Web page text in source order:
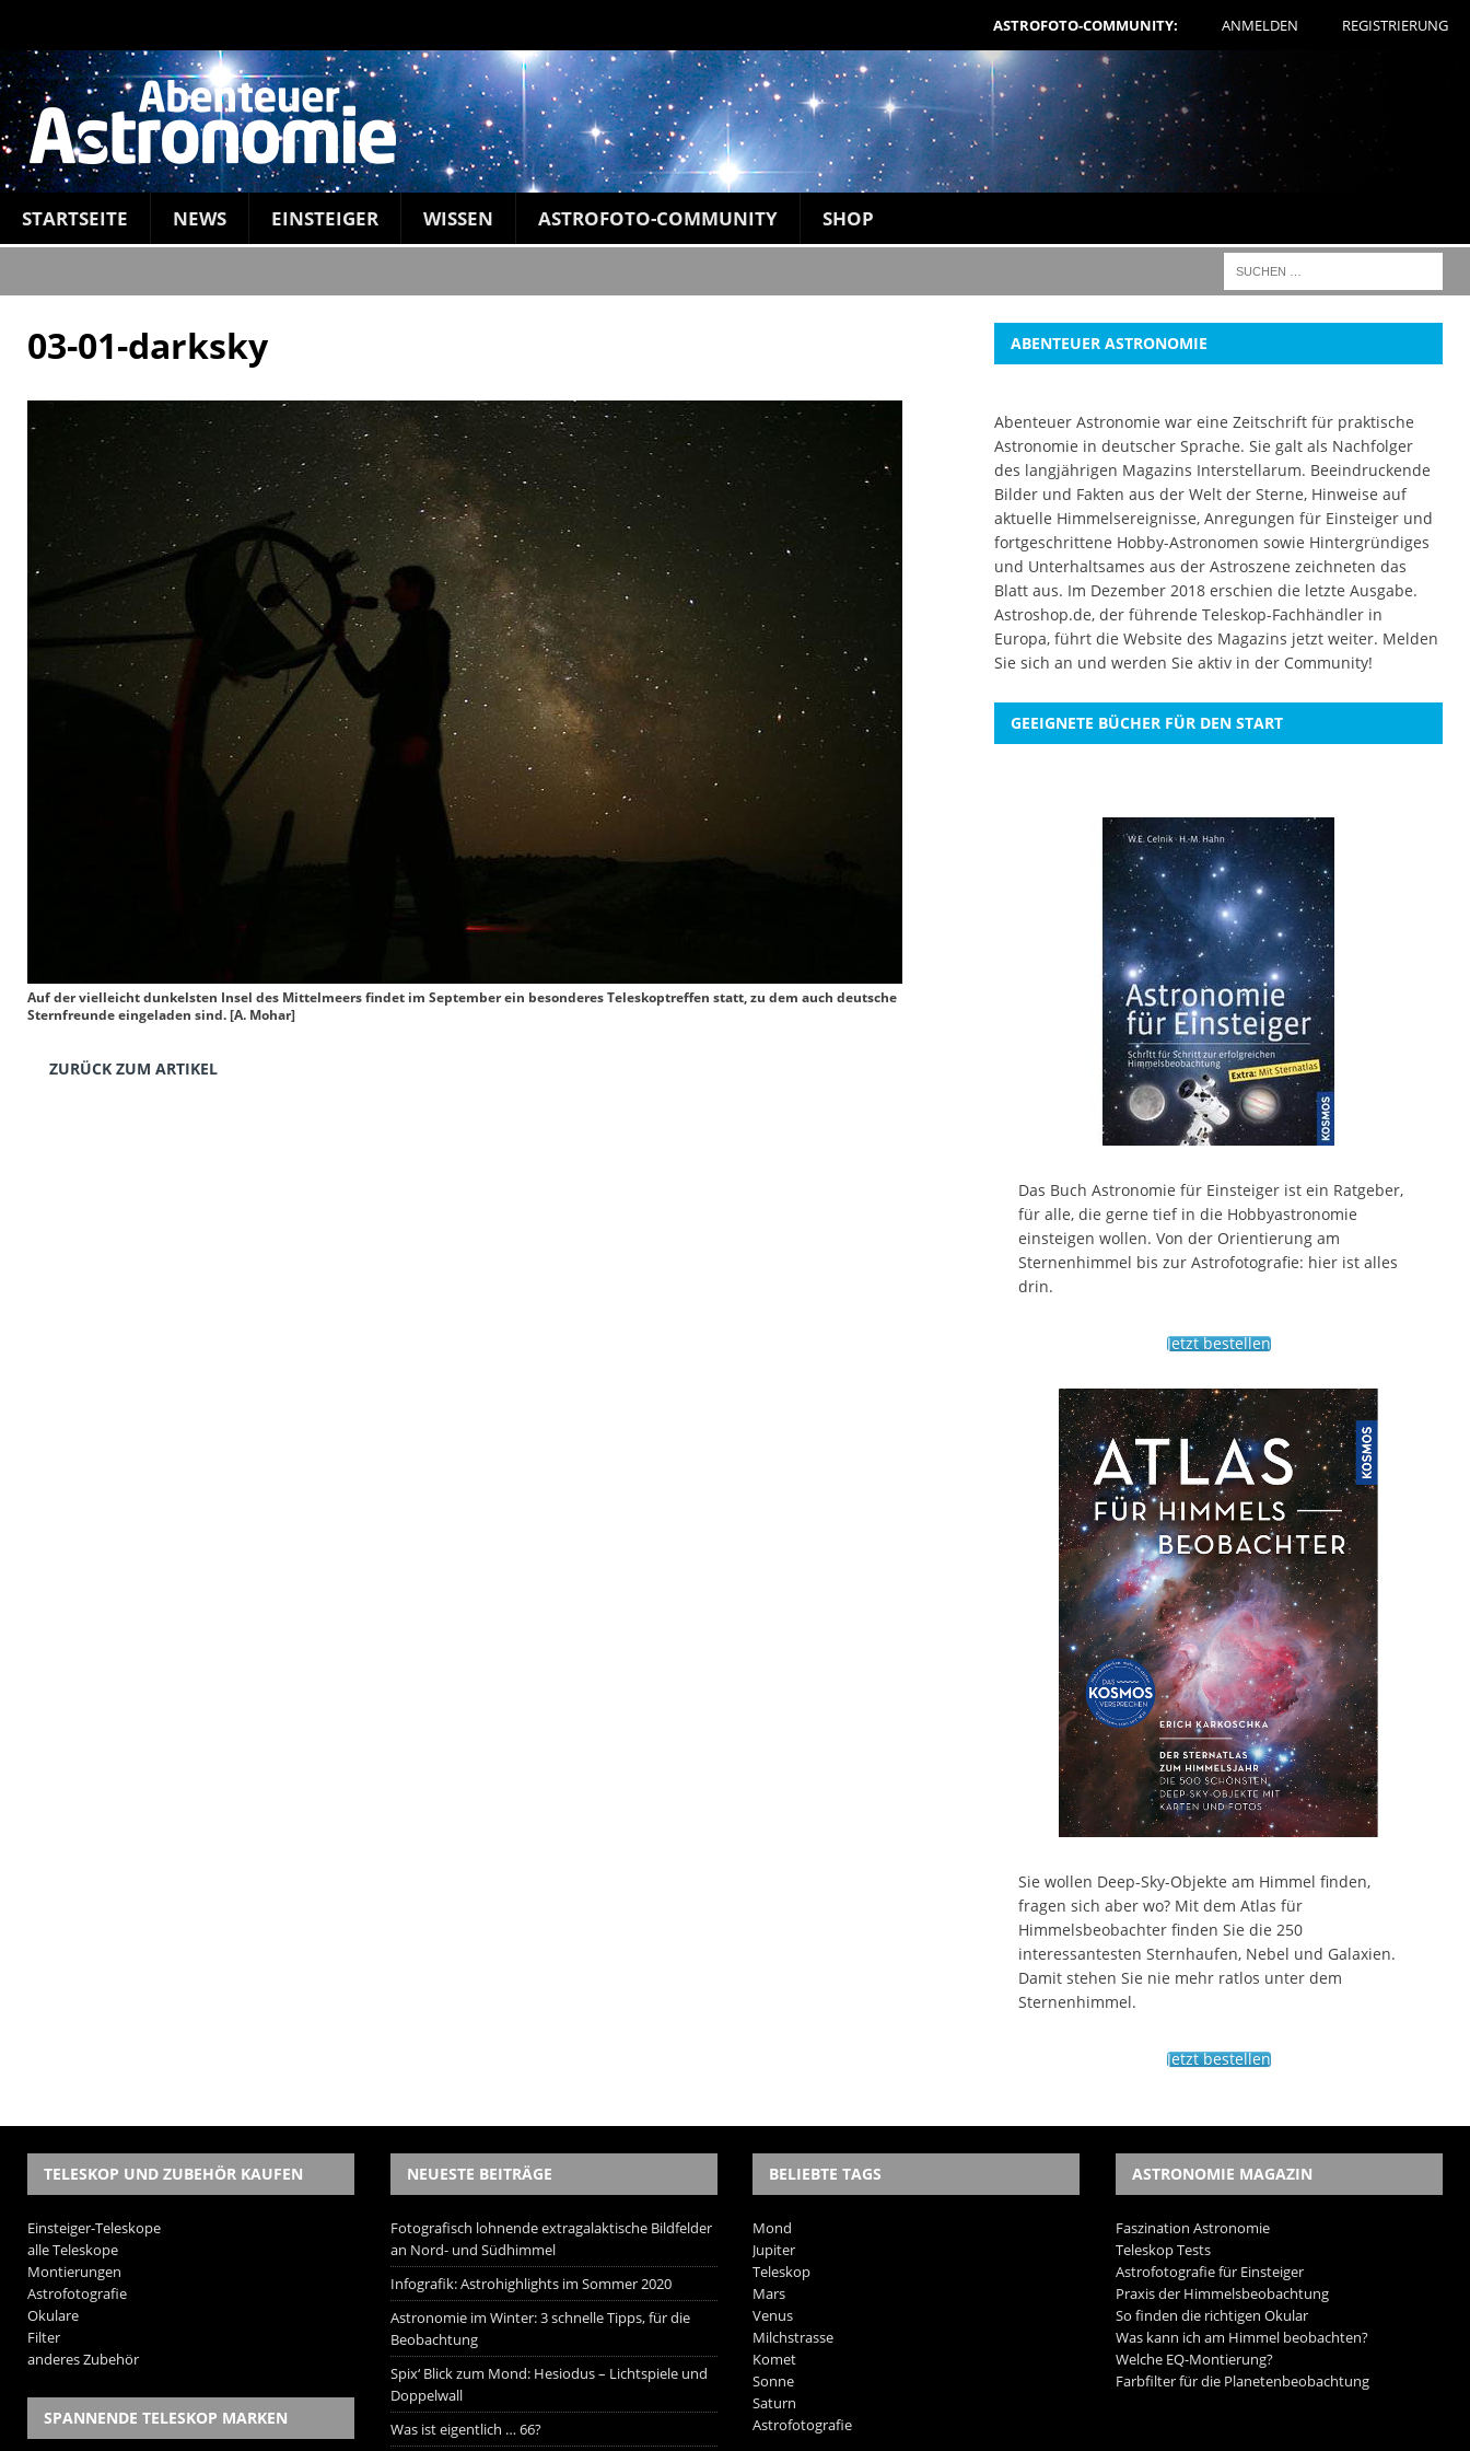
ASTROFOTO-COMMUNITY: ANMELDEN REGISTRIERUNG
STARTSEITE NEWS EINSTEIGER WISSEN ASTROFOTO-COMMUNITY SHOP
03-01-darksky
Auf der vielleicht dunkelsten Insel des Mittelmeers findet im September ein besonderes Teleskoptreffen statt, zu dem auch deutsche
Sternfreunde eingeladen sind. [A. Mohar]
ZURÜCK ZUM ARTIKEL
ABENTEUER ASTRONOMIE
Abenteuer Astronomie war eine Zeitschrift für praktische
Astronomie in deutscher Sprache. Sie galt als Nachfolger
des langjährigen Magazins Interstellarum. Beeindruckende
Bilder und Fakten aus der Welt der Sterne, Hinweise auf
aktuelle Himmelsereignisse, Anregungen für Einsteiger und
fortgeschrittene Hobby-Astronomen sowie Hintergründiges
und Unterhaltsames aus der Astroszene zeichneten das
Blatt aus. Im Dezember 2018 erschien die letzte Ausgabe.
Astroshop.de, der führende Teleskop-Fachhändler in
Europa, führt die Website des Magazins jetzt weiter. Melden
Sie sich an und werden Sie aktiv in der Community!
GEEIGNETE BÜCHER FÜR DEN START
Das Buch Astronomie für Einsteiger ist ein Ratgeber,
für alle, die gerne tief in die Hobbyastronomie
einsteigen wollen. Von der Orientierung am
Sternenhimmel bis zur Astrofotografie: hier ist alles
drin.
Jetzt bestellen
Sie wollen Deep-Sky-Objekte am Himmel finden,
fragen sich aber wo? Mit dem Atlas für
Himmelsbeobachter finden Sie die 250
interessantesten Sternhaufen, Nebel und Galaxien.
Damit stehen Sie nie mehr ratlos unter dem
Sternenhimmel.
Jetzt bestellen
TELESKOP UND ZUBEHÖR KAUFEN
Einsteiger-Teleskope
alle Teleskope
Montierungen
Astrofotografie
Okulare
Filter
anderes Zubehör
SPANNENDE TELESKOP MARKEN
NEUESTE BEITRÄGE
Fotografisch lohnende extragalaktische Bildfelder
an Nord- und Südhimmel
Infografik: Astrohighlights im Sommer 2020
Astronomie im Winter: 3 schnelle Tipps, für die
Beobachtung
Spix‘ Blick zum Mond: Hesiodus – Lichtspiele und
Doppelwall
Was ist eigentlich … 66?
BELIEBTE TAGS
Mond
Jupiter
Teleskop
Mars
Venus
Milchstrasse
Komet
Sonne
Saturn
Astrofotografie
ASTRONOMIE MAGAZIN
Faszination Astronomie
Teleskop Tests
Astrofotografie für Einsteiger
Praxis der Himmelsbeobachtung
So finden die richtigen Okular
Was kann ich am Himmel beobachten?
Welche EQ-Montierung?
Farbfilter für die Planetenbeobachtung